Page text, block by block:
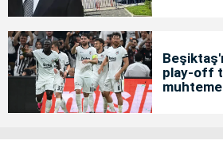
play-off